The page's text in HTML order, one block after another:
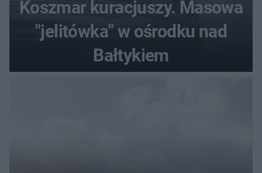
Koszmar kuracjuszy. Masowa
"jelitówka" w ośrodku nad
Bałtykiem